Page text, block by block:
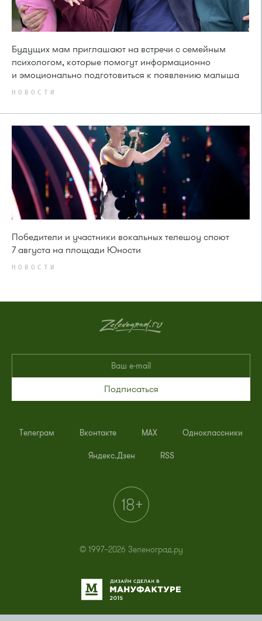
Будущих мам приглашают на встречи с семейным
психологом, которые помогут информационно
и эмоционально подготовиться к появлению малыша
НОВОСТИ
Победители и участники вокальных телешоу споют
7 августа на площади Юности
НОВОСТИ
Подписаться
Телеграм Вконтакте MAX Одноклассники
Яндекс.Дзен RSS
© 1997–2026 Зеленоград.ру